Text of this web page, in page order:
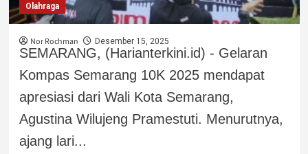
Olahraga
Nor Rochman Desember 15, 2025
SEMARANG, (Harianterkini.id) - Gelaran
Kompas Semarang 10K 2025 mendapat
apresiasi dari Wali Kota Semarang,
Agustina Wilujeng Pramestuti. Menurutnya,
ajang lari...